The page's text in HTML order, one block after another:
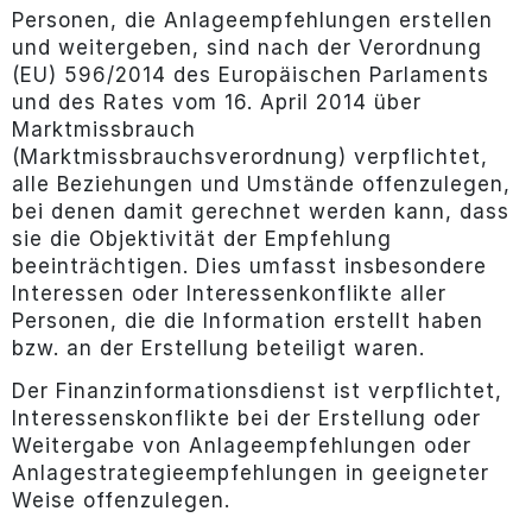
Personen, die Anlageempfehlungen erstellen
und weitergeben, sind nach der Verordnung
(EU) 596/2014 des Europäischen Parlaments
und des Rates vom 16. April 2014 über
Marktmissbrauch
(Marktmissbrauchsverordnung) verpflichtet,
alle Beziehungen und Umstände offenzulegen,
bei denen damit gerechnet werden kann, dass
sie die Objektivität der Empfehlung
beeinträchtigen. Dies umfasst insbesondere
Interessen oder Interessenkonflikte aller
Personen, die die Information erstellt haben
bzw. an der Erstellung beteiligt waren.
Der Finanzinformationsdienst ist verpflichtet,
Interessenskonflikte bei der Erstellung oder
Weitergabe von Anlageempfehlungen oder
Anlagestrategieempfehlungen in geeigneter
Weise offenzulegen.